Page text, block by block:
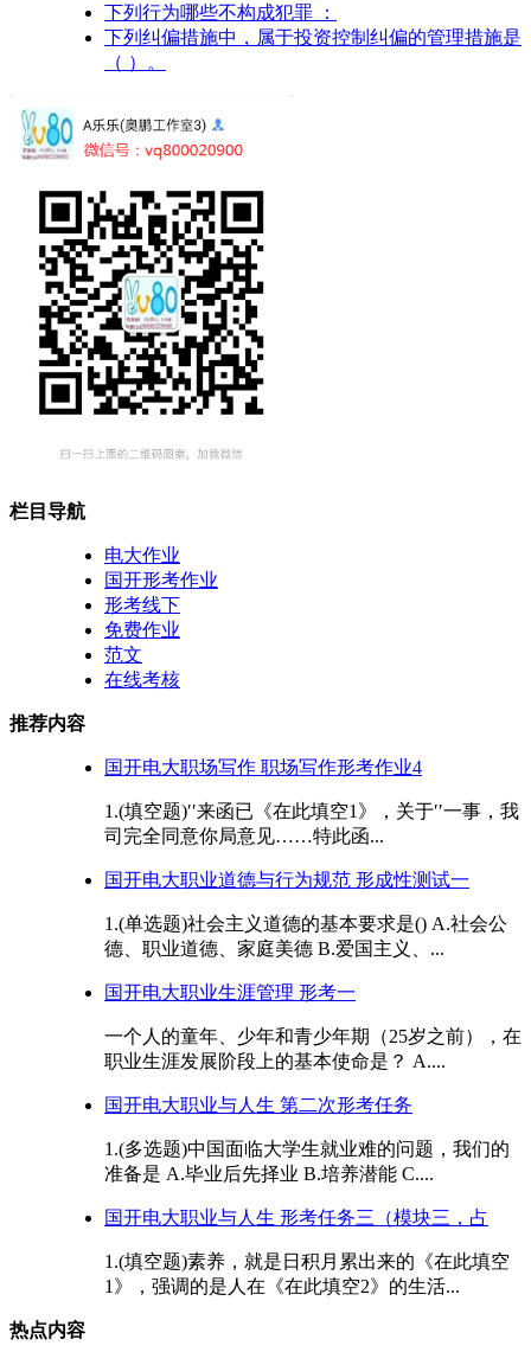
下列行为哪些不构成犯罪 ：
下列纠偏措施中，属于投资控制纠偏的管理措施是
（ ）。
栏目导航
电大作业
国开形考作业
形考线下
免费作业
范文
在线考核
推荐内容
国开电大职场写作 职场写作形考作业4
1.(填空题)′′来函已《在此填空1》，关于′′一事，我
司完全同意你局意见……特此函...
国开电大职业道德与行为规范 形成性测试一
1.(单选题)社会主义道德的基本要求是() A.社会公
德、职业道德、家庭美德 B.爱国主义、...
国开电大职业生涯管理 形考一
一个人的童年、少年和青少年期（25岁之前），在
职业生涯发展阶段上的基本使命是？ A....
国开电大职业与人生 第二次形考任务
1.(多选题)中国面临大学生就业难的问题，我们的
准备是 A.毕业后先择业 B.培养潜能 C....
国开电大职业与人生 形考任务三（模块三，占
1.(填空题)素养，就是日积月累出来的《在此填空
1》，强调的是人在《在此填空2》的生活...
热点内容